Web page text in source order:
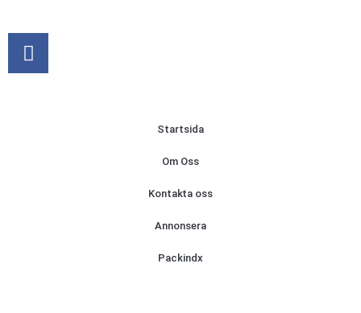
Startsida
Om Oss
Kontakta oss
Annonsera
Packindx